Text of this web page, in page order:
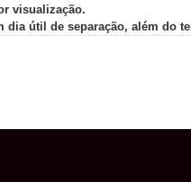
visualização.
dia útil de separação, além do